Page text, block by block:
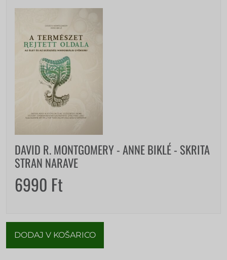
DAVID R. MONTGOMERY - ANNE BIKLÉ - SKRITA
STRAN NARAVE
6990 Ft
DODAJ V KOŠARICO